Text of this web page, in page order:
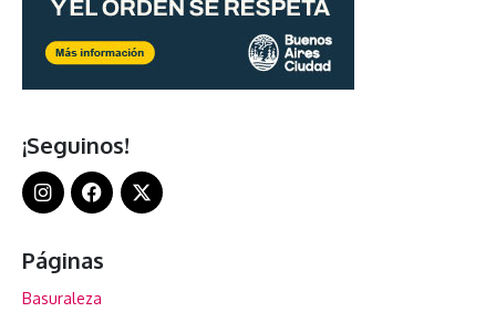
¡Seguinos!
Páginas
Basuraleza